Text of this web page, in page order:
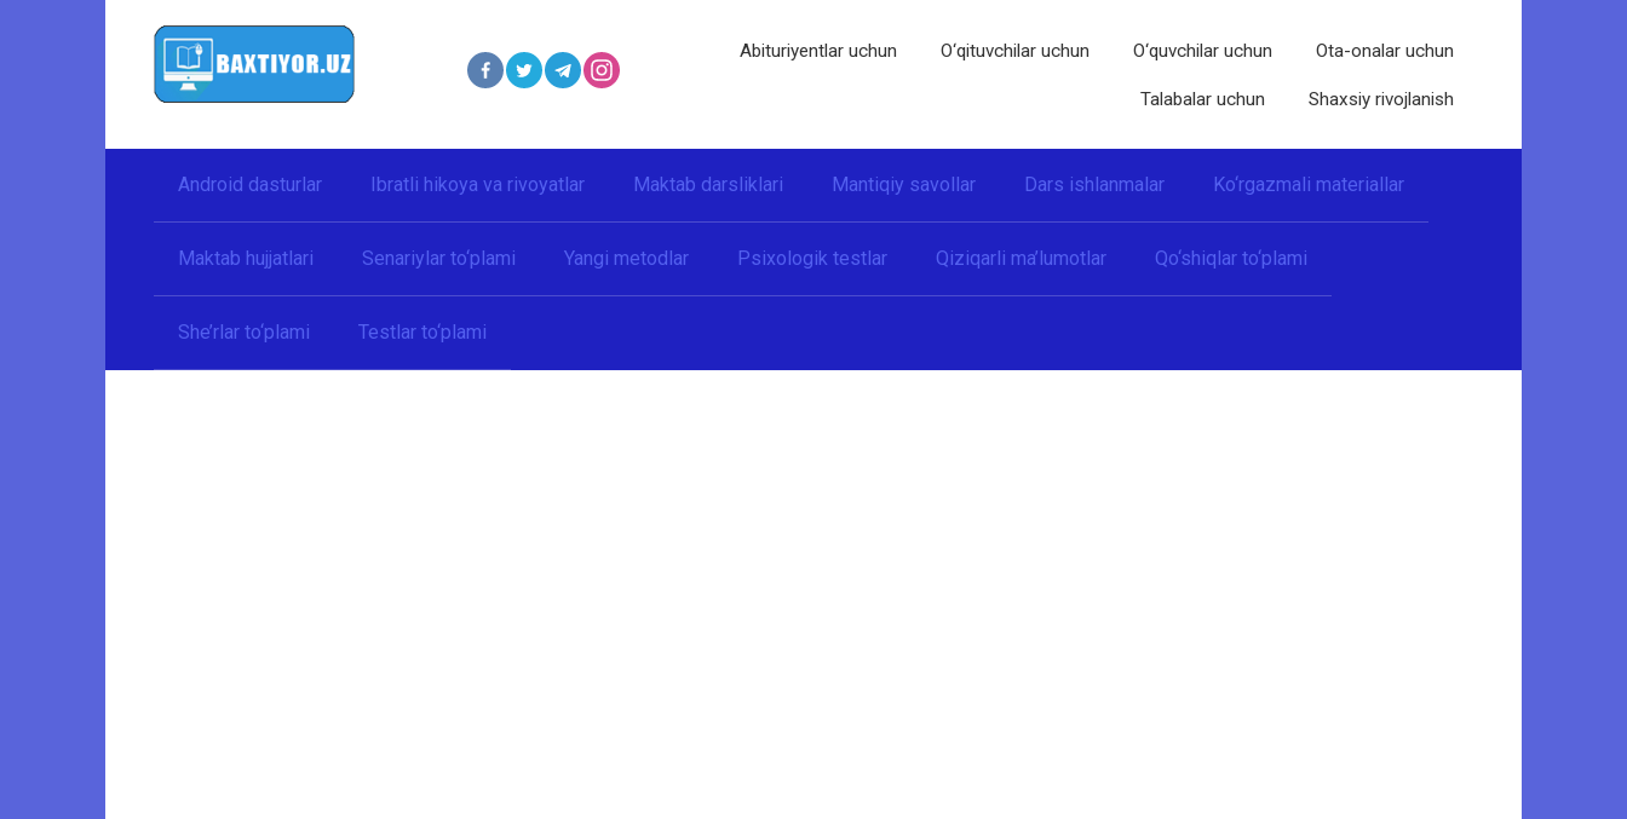
Abituriyentlar uchun O‘qituvchilar uchun O‘quvchilar uchun Ota-onalar uchun
Talabalar uchun Shaxsiy rivojlanish
Android dasturlar Ibratli hikoya va rivoyatlar Maktab darsliklari Mantiqiy savollar Dars ishlanmalar Ko‘rgazmali materiallar
Maktab hujjatlari Senariylar to‘plami Yangi metodlar Psixologik testlar Qiziqarli ma’lumotlar Qo‘shiqlar to‘plami
She’rlar to‘plami Testlar to‘plami